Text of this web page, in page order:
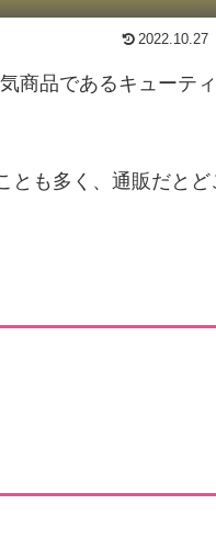
2022.10.27
商品であるキューテ
とも多く、通販だとど